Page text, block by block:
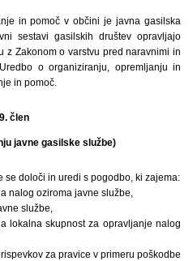
in pomoč v občini je javna gasilska
sestavi gasilskih društev opravljajo
z Zakonom o varstvu pred naravnimi in
o organiziranju, opremljanju in
in pomoč.
člen
javne gasilske službe)
določi in uredi s pogodbo, ki zajema:
nalog oziroma javne službe,
službe,
lokalna skupnost za opravljanje nalog
za pravice v primeru poškodbe